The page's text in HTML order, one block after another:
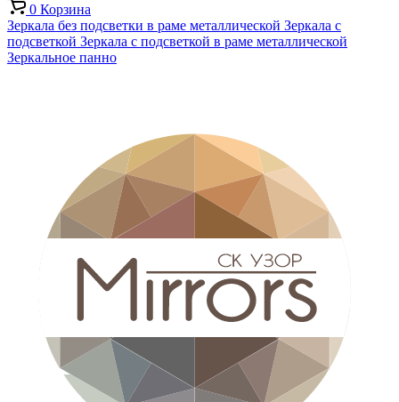
0 Корзина
Зеркала без подсветки в раме металлической Зеркала с
подсветкой Зеркала с подсветкой в раме металлической
Зеркальное панно